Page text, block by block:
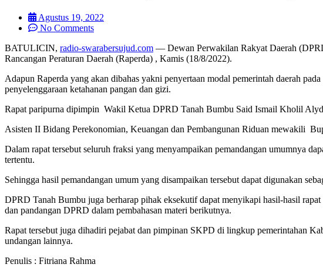
Agustus 19, 2022
No Comments
BATULICIN, radio-swarabersujud.com — Dewan Perwakilan Rakyat Daerah
Rancangan Peraturan Daerah (Raperda) , Kamis (18/8/2022).
Adapun Raperda yang akan dibahas yakni penyertaan modal pemerintah daerah
penyelenggaraan ketahanan pangan dan gizi.
Rapat paripurna dipimpin Wakil Ketua DPRD Tanah Bumbu Said Ismail Kholil
Asisten II Bidang Perekonomian, Keuangan dan Pembangunan Riduan mewakili
Dalam rapat tersebut seluruh fraksi yang menyampaikan pemandangan umumnya
tertentu.
Sehingga hasil pemandangan umum yang disampaikan tersebut dapat digunakan
DPRD Tanah Bumbu juga berharap pihak eksekutif dapat menyikapi hasil-hasil
dan pandangan DPRD dalam pembahasan materi berikutnya.
Rapat tersebut juga dihadiri pejabat dan pimpinan SKPD di lingkup pemerintahan
undangan lainnya.
Penulis : Fitriana Rahma